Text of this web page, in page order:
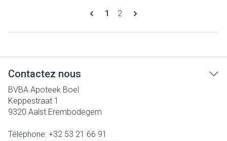
Pages
Vous lisez actuellement la page
1 Page
2
Contactez nous
BVBA Apoteek Boel
Keppestraat 1
9320 Aalst Erembodegem
Téléphone: +32 53 21 66 91